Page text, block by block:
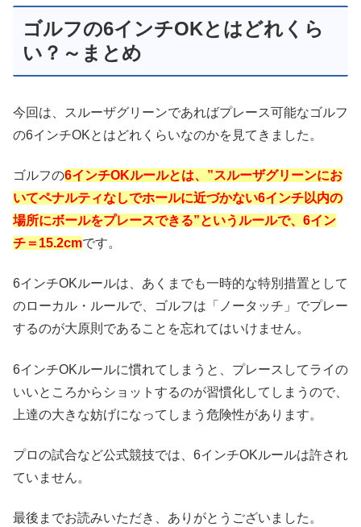
ゴルフの6インチOKとはどれくら
い？～まとめ
今回は、スルーザグリーンであればプレース可能なゴルフ
の6インチOKとはどれくらいなのかを見てきました。
ゴルフの6インチOKルールとは、”スルーザグリーンにお
いてペナルティなしでホールに近づかない6インチ以内の
場所にボールをプレースできる”というルールで、6イン
チ＝15.2cmです。
6インチOKルールは、あくまでも一時的な特別措置として
のローカル・ルールで、ゴルフは「ノータッチ」でプレー
するのが大原則であることを忘れてはいけません。
6インチOKルールに慣れてしまうと、プレースしてライの
いいところからショットするのが習慣化してしまうので、
上達の大きな妨げになってしまう危険性があります。
プロの試合など公式競技では、6インチOKルールは許され
ていません。
最後までお読みいただき、ありがとうございました。